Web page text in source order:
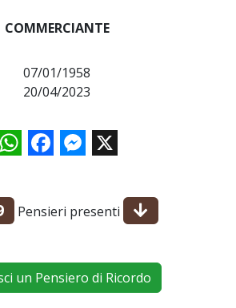
COMMERCIANTE
07/01/1958
20/04/2023
WhatsAppFacebookMessenger
X
Pensieri presenti
un Pensiero di Ricordo